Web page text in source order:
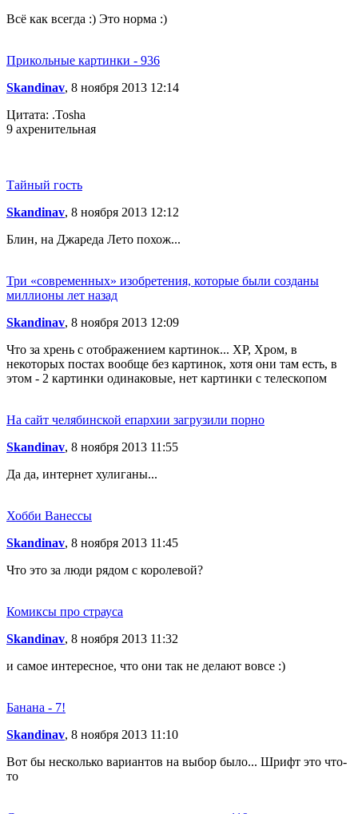
Всё как всегда :) Это норма :)
Прикольные картинки - 936
Skandinav, 8 ноября 2013 12:14
Цитата: .Tosha
9 ахренительная
Тайный гость
Skandinav, 8 ноября 2013 12:12
Блин, на Джареда Лето похож...
Три «современных» изобретения, которые были созданы
миллионы лет назад
Skandinav, 8 ноября 2013 12:09
Что за хрень с отображением картинок... XP, Хром, в
некоторых постах вообще без картинок, хотя они там есть, в
этом - 2 картинки одинаковые, нет картинки с телескопом
На сайт челябинской епархии загрузили порно
Skandinav, 8 ноября 2013 11:55
Да да, интернет хулиганы...
Хобби Ванессы
Skandinav, 8 ноября 2013 11:45
Что это за люди рядом с королевой?
Комиксы про страуса
Skandinav, 8 ноября 2013 11:32
и самое интересное, что они так не делают вовсе :)
Банана - 7!
Skandinav, 8 ноября 2013 11:10
Вот бы несколько вариантов на выбор было... Шрифт это что-
то